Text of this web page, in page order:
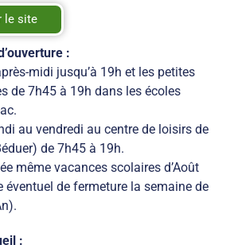
le site
:
midi jusqu’à 19h et les petites
de 7h45 à 19h dans les écoles
au vendredi au centre de loisirs de
de 7h45 à 19h.
même vacances scolaires d’Août
éventuel de fermeture la semaine de
: